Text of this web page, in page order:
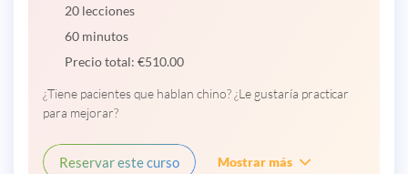
20 lecciones
60 minutos
Precio total: €510.00
¿Tiene pacientes que hablan chino? ¿Le gustaría practicar
para mejorar?
Reservar este curso Mostrar más